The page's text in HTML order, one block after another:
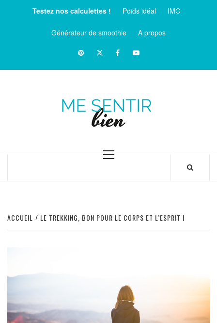
Testez nos calculettes ! Poids idéal IMC
Générateur de smoothie
A propos
PinterestTwitterfacebookYoutube
Menu
ACCUEIL LE TREKKING, BON POUR LE CORPS ET L’ESPRIT !